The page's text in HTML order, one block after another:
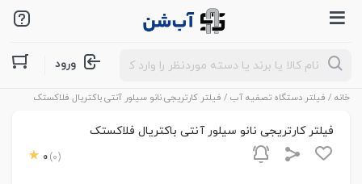
Products
search ورود
خانه / فیلتر دستگاه تصفیه آب / فیلتر کارتریجی نانو سیلور آنتی باکتریال فلاکستک
فیلتر کارتریجی نانو سیلور آنتی باکتریال فلاکستک
0 (0)